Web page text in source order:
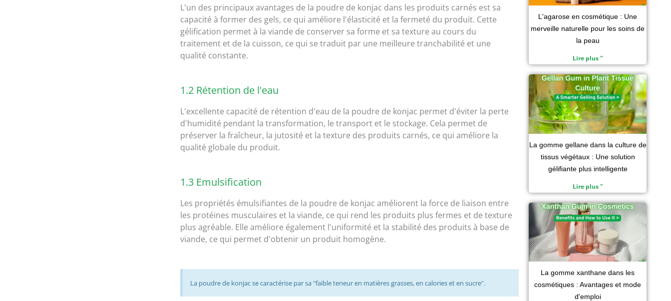
L'un des principaux avantages de la poudre de konjac dans les produits carnés est sa
capacité à former des gels, ce qui améliore l'élasticité et la fermeté du produit. Cette
gélification permet à la viande de conserver sa forme et sa texture au cours du
traitement et de la cuisson, ce qui se traduit par une meilleure tranchabilité et une
qualité constante.
1.2 Rétention de l'eau
L'excellente capacité de rétention d'eau de la poudre de konjac permet d'éviter la perte
d'humidité pendant la transformation, le transport et le stockage. Cela permet de
préserver la fraîcheur, la jutosité et la texture des produits carnés, ce qui améliore la
qualité globale du produit.
1.3 Emulsification
Les propriétés émulsifiantes de la poudre de konjac améliorent la force de liaison entre
les protéines musculaires et la viande, ce qui rend les produits plus fermes et de texture
plus agréable. Elle améliore également l'uniformité et la stabilité des produits à base de
viande, ce qui permet d'obtenir un produit homogène.
La poudre de konjac se caractérise par sa "faible teneur en matières grasses, en calories et en sucre".
L'agarose en cosmétique : Une
merveille naturelle pour les soins de
la peau
Lire plus "
La gomme gellane dans la culture de
tissus végétaux : Une solution
gélifiante plus intelligente
Lire plus "
La gomme xanthane dans les
cosmétiques : Avantages et mode
d'emploi